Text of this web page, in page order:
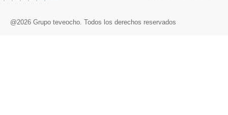
@2026 Grupo teveocho. Todos los derechos reservados